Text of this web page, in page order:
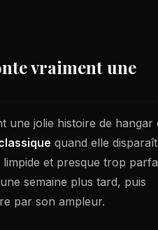
vraiment une
une jolie histoire de hangar
quand elle disparaît
limpide et presque trop
semaine plus tard, puis
par son ampleur.